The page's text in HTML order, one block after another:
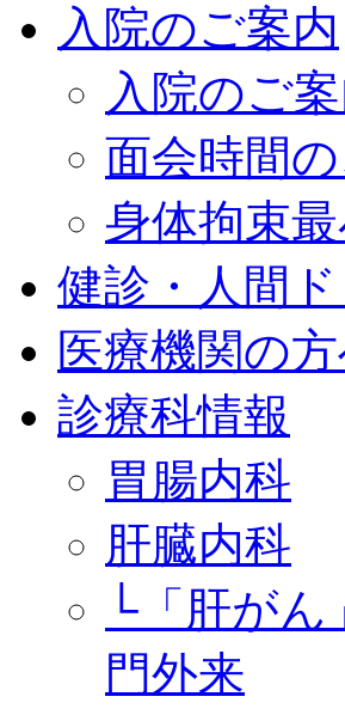
入院のご案内
入院のご
面会時間
身体拘束
健診・人間ド
医療機関の
診療科情報
胃腸内科
肝臓内科
└「肝が
門外来